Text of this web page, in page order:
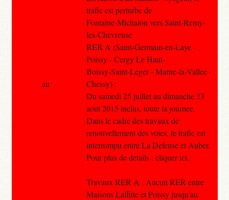
trafic est perturbe de
Fontaine-Michalon vers Saint-Remy-
les-Chevreuse
RER A (Saint-Germain-en-Laye -
Poissy - Cergy Le Haut-
Boissy-Saint-Leger - Marne-la-Vallee -
Chessy) :
Du samedi 25 juillet au dimanche 23
aout 2015 inclus, toute la journee.
Dans le cadre des travaux de
renouvellement des voies, le trafic est
interrompu entre La Defense et Auber.
Pour plus de details : cliquer ici.
Travaux RER A : Aucun RER entre
Maisons Laffitte et Poissy jusqu'au
au